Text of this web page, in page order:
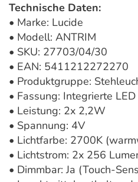
Technische Daten:
• Marke: Lucide
• Modell: ANTRIM
• SKU: 27703/04/30
• EAN: 5411212272270
• Produktgruppe:
• Fassung: Integrierte LED
• Leistung: 2x 2,2W
• Spannung: 4V
• Lichtfarbe: 2700K
• Lichtstrom: 2x 256
• Dimmbar: Ja (Touch-